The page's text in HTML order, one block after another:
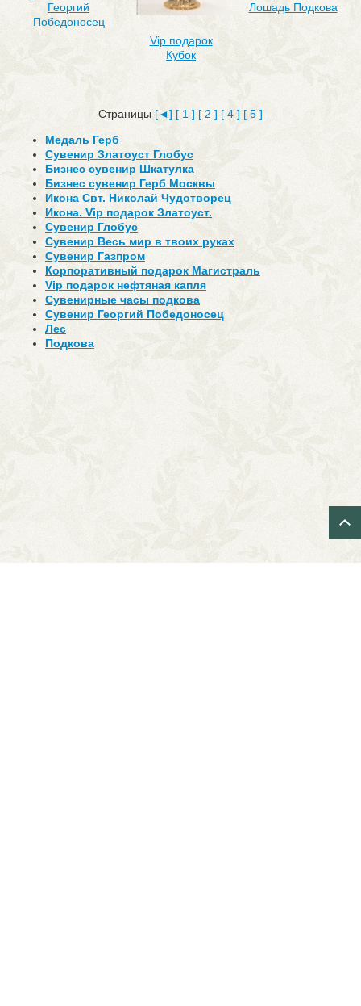
Георгий
Победоносец
Vip подарок
Кубок
Лошадь Подкова
Страницы [◄] [ 1 ] [ 2 ] [ 4 ] [ 5 ]
Медаль Герб
Сувенир Златоуст Глобус
Бизнес сувенир Шкатулка
Бизнес сувенир Герб Москвы
Икона Свт. Николай Чудотворец
Икона. Vip подарок Златоуст.
Сувенир Глобус
Сувенир Весь мир в твоих руках
Сувенир Газпром
Корпоративный подарок Магистраль
Vip подарок нефтяная капля
Сувенирные часы подкова
Сувенир Георгий Победоносец
Лес
Подкова